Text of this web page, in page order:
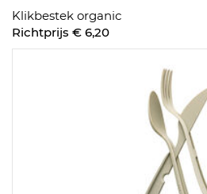
Klikbestek organic
Richtprijs € 6,20